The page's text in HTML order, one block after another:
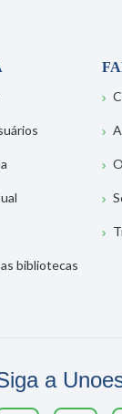
bibliotecas
a